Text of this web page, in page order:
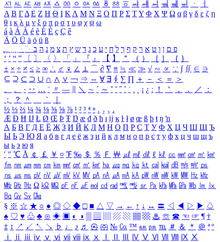
ㅺ ㅻ ㅼ ㅽ ㅾ ㅿ ㆀ ㆁ ㆂ ㆃ ㆄ ㆅ ㆆ ㆇ ㆈ ㆉ ㆊ ㆋ ㆌ ㆍ
ㆎ
Α Β ΓΔ Ε Ζ Η Θ Ι ΚΛ Μ Ν Ξ Ο Π Ρ Σ ΤΥ Φ Χ Ψ Ω α β γ δ ε ζ η
θ ι κ λ μ ν ξ ο π ρ σ τ υ φ χ ψ ω
á à Á À é è É È ç Ç ê
Ä Ö Ü ä ö ü ß
ִֶֹ ֻּ ׁׂ פ ם ן ו ט א ר ק ף ך ל ח י ע כ ג ד ש ץ ת צ מ נ ה ב
‘ ’ “ ” 〔 〕 〈 〉 「 」 『 』 【 】 ＂ （ ） ［ ］ ｛ ｝
± × ÷ ≠ ≤ ≥ ∞ ∴ ♂ ♀ ∠ ⊥ ⌒ ∂ ∇ ≡ ≒ ≪ ≫ √ ∽ ∝ ∵ ∫ ∬ ∈ ∋
⊆ ⊇ ⊂ ⊃ ∪ ∩ ∧ ∨ ￢ ⇒ ⇔ ∀ ∃ ∮ ∑ ∏ ＋ － ＜ ＝
＞
、
。 · ‥ … ¨ 〃 ― ＼ ∼ ´ ～ ˇ ˘ ˝ ˚ ˙ ¸ ¡ ¿ ː ！ ＇ ， ． ／
：
；
？ ＾ ｀
½ ⅓ ⅔ ¼ ¾ ⅛ ⅜ ⅝ ⅞ ¹ ² ³ ⁴ ⁿ ₁ ₂ ₃ ₄
Æ Ð Ħ Ĳ Ł Ø Œ Þ Ŧ Ŋ æ đ ð ħ ı ĳ ĸ ŀ ł ø œ ß þ ŧ ŋ ŉ
А Б В Г Д Е Ё Ж З И Й К Л М Н О П Р С Т У Ф Х Ц Ч Ш Щ Ъ
Ы Ь Э Ю Я а б в г д е ё ж з и й к л м н о п р с т у ф х ц ч ш щ ъ
ы ь э ю я
′ ″ ℃ Å ￠ ￡ ￥ ¤ ℉ ‰ ＄ ％ Ｆ ￦ ㎕ ㎖ ㎗ ℓ ㎘ ㏄ ㎣ ㎤ ㎥ ㎦
㎙ ㎚ ㎛ ㎜ ㎝ ㎞ ㎟ ㎠ ㎡ ㎢ ㏊ ㎍ ㎎ ㎏ ㏏ ㎈ ㎉ ㏈ ㎧ ㎨ ㎰
㎱ ㎲ ㎳ ㎴ ㎵ ㎶ ㎷ ㎸ ㎹ ㎀ ㎁ ㎂ ㎃ ㎄ ㎺ ㎻ ㎽ ㎾ ㎿ ㎐ ㎑
㎒ ㎓ ㎔ Ω ㏀ ㏁ ㎊ ㎋ ㎌ ㏖ ㏅ ㎭ ㎮ ㎯ ㏛ ㎩ ㎪ ㎫ ㎬ ㏝ ㏐
㏓
㏃ ㏉ ㏜ ㏆
§ ※ ☆ ★ ○ ● ◎ ◇ ◆ □ ■ △ ▽ → ← ↑ ↓ ↔ 〓 ◁ ◀ ▷ ▶ ♤
♠ ♡ ♥ ♧ ♣ ⊙ ◈ ▣ ◐ ◑ ▒ ▤ ▨ ▧ ▦ ▩ ♨ ☏ ☎ ☜ ☞ ¶ †
‡ ↕ ↗ ↙ ↖ ↘ ♭ ♩ ♪ ♬ ㉿ ㈜ № ㏇ ™ ㏂ ㏘ ℡ ＃ ＆ ＊ ＠ ª º
ⅰ
ⅱ ⅲ ⅳ ⅴ ⅵ ⅶ ⅷ ⅸ ⅹ Ⅳ Ⅴ Ⅵ Ⅶ Ⅷ Ⅸ Ⅹ